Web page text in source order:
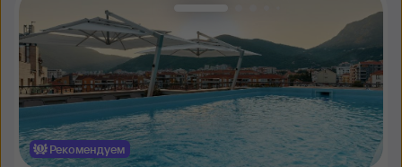
Рекомендуем